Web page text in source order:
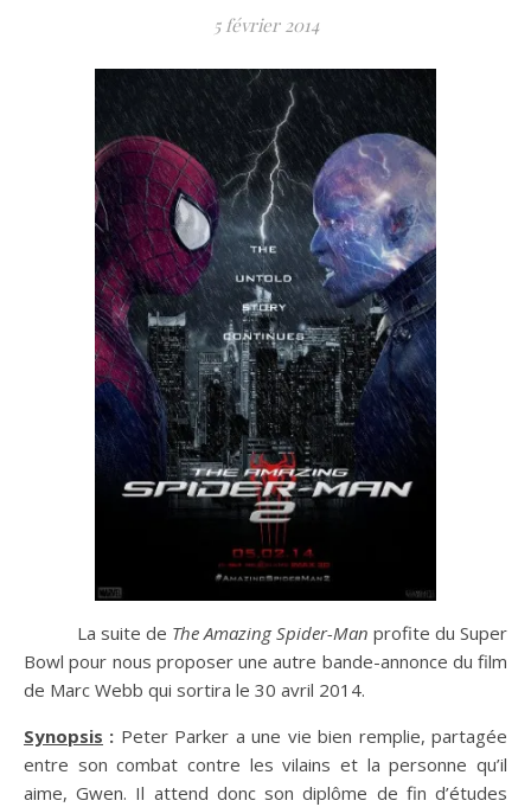
5 février 2014
La suite de The Amazing Spider-Man profite du Super
Bowl pour nous proposer une autre bande-annonce du film
de Marc Webb qui sortira le 30 avril 2014.
Synopsis : Peter Parker a une vie bien remplie, partagée
entre son combat contre les vilains et la personne qu’il
aime, Gwen. Il attend donc son diplôme de fin d’études